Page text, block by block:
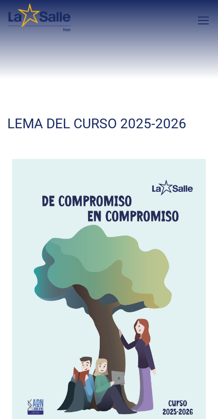
LEMA DEL CURSO 2025-2026